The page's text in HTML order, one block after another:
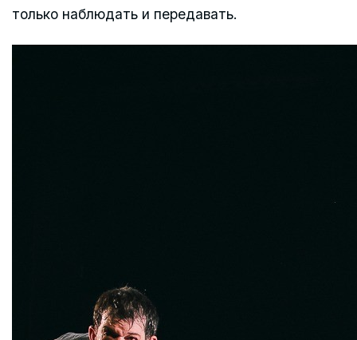
только наблюдать и передавать.